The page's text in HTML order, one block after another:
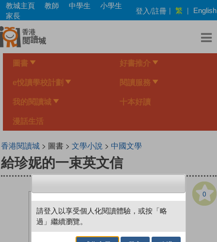
Skip
main
content
教城主頁 教師 中學生
小學生
家長
登入/註冊 | 繁 | English
圖書 好書推介
e悅讀學校計劃 閱讀服務
我的閱讀城 十本好讀
漫話生活
香港閱讀城> 圖書 > 文學小說 > 中國文學
給珍妮的一束英文信
0
請登入以享受個人化閱讀體驗，或按「略
過」繼續瀏覽。